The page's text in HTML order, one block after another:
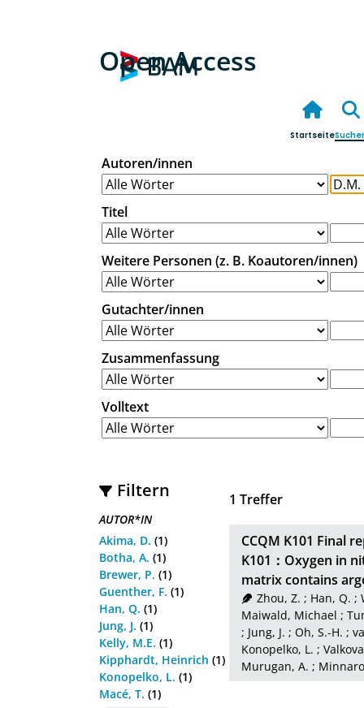
Open Access
Startseite
Autoren/innen
Titel
Weitere Personen (z. B. Koautoren/innen)
Gutachter/innen
Zusammenfassung
Volltext
Filtern
AUTOR*IN
Akima, D. (1)
Botha, A. (1)
Brewer, P. (1)
Guenther, F. (1)
Han, Q. (1)
Jung, J. (1)
Kelly, M.E. (1)
Kipphardt, Heinrich (1)
Konopelko, L. (1)
Macé, T. (1)
1 Treffer
CCQM K101 Final
K101：Oxygen in
matrix contains
Zhou, Z. ; Han, Q. ;
Maiwald, Michael ;
; Jung, J. ; Oh, S.-H. ;
Konopelko, L. ;
Murugan, A. ;